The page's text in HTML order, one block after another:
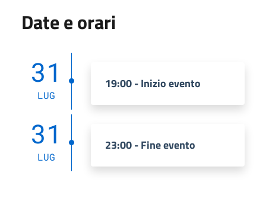
Date e orari
31
LUG
19:00 - Inizio evento
31
LUG
23:00 - Fine evento